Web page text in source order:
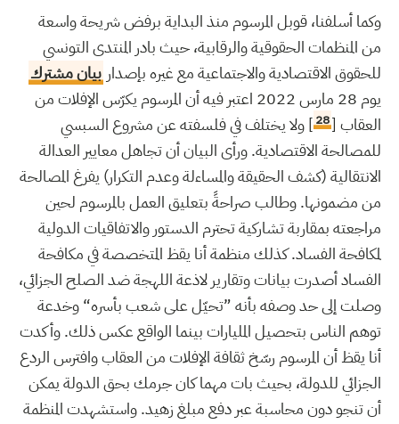
وكما أسلفنا، قوبل المرسوم منذ البداية برفض شريحة واسعة
من المنظمات الحقوقية والرقابية، حيث بادر المنتدى التونسي
للحقوق الاقتصادية والاجتماعية مع غيره بإصدار بيان مشترك
يوم 28 مارس 2022 اعتبر فيه أن المرسوم يكرّس الإفلات من
العقاب [28] ولا يختلف في فلسفته عن مشروع السبسي
للمصالحة الاقتصادية. ورأى البيان أن تجاهل معايير العدالة
الانتقالية (كشف الحقيقة والمساءلة وعدم التكرار) يفرغ المصالحة
من مضمونها. وطالب صراحةً بتعليق العمل بالمرسوم لحين
مراجعته بمقاربة تشاركية تحترم الدستور والاتفاقيات الدولية
لمكافحة الفساد. كذلك منظمة أنا يقظ المتخصصة في مكافحة
الفساد أصدرت بيانات وتقارير لاذعة اللهجة ضد الصلح الجزائي،
وصلت إلى حد وصفه بأنه ”تحيّل على شعب بأسره“ وخدعة
توهم الناس بتحصيل المليارات بينما الواقع عكس ذلك. وأكدت
أنا يقظ أن المرسوم رسّخ ثقافة الإفلات من العقاب وافترس الردع
الجزائي للدولة، بحيث بات مهما كان جرمك بحق الدولة يمكن
أن تنجو دون محاسبة عبر دفع مبلغ زهيد. واستشهدت المنظمة